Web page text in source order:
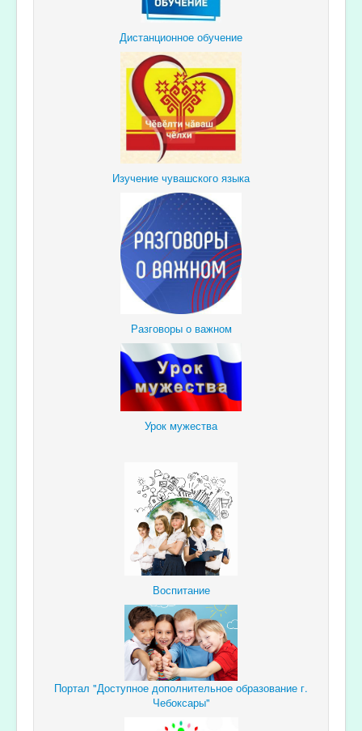
Дистанционное обучение
Изучение чувашского языка
Разговоры о важном
Урок мужества
Воспитание
Портал "Доступное дополнительное образование г.
Чебоксары"